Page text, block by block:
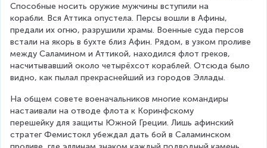
Способные носить оружие мужчины вступили на
корабли. Вся Аттика опустела. Персы вошли в Афины,
предали их огню, разрушили храмы. Военные суда персов
встали на якорь в бухте близ Афин. Рядом, в узком проливе
между Саламином и Аттикой, находился флот греков,
насчитывавший около четырёхсот кораблей. Отсюда было
видно, как пылал прекраснейший из городов Эллады.
На общем совете военачальников многие командиры
настаивали на отводе флота к Коринфскому
перешейку для защиты Южной Греции. Лишь афинский
стратег Фемистокл убеждал дать бой в Саламинском